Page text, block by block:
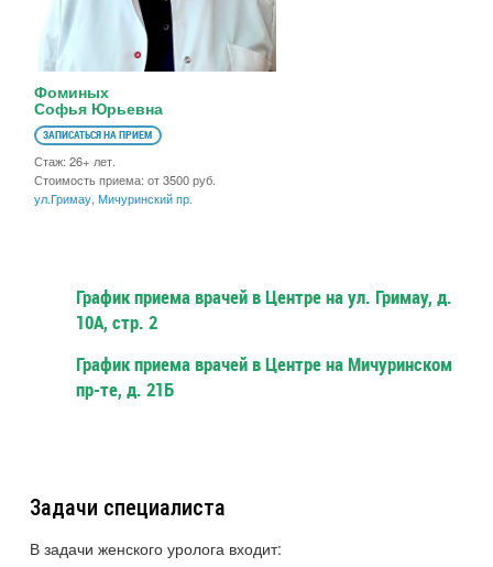
Фоминых
Софья Юрьевна
ЗАПИСАТЬСЯ НА ПРИЕМ
Стаж: 26+ лет.
Стоимость приема: от 3500 руб.
ул.Гримау, Мичуринский пр.
График приема врачей в Центре на ул. Гримау, д.
10А, стр. 2
График приема врачей в Центре на Мичуринском
пр-те, д. 21Б
Задачи специалиста
В задачи женского уролога входит: